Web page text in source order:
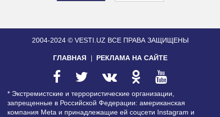
2004-2024 © VESTI.UZ ВСЕ ПРАВА ЗАЩИЩЕНЫ
ГЛАВНАЯ РЕКЛАМА НА САЙТЕ
* Экстремистские и террористические организации,
запрещенные в Российской Федерации: американская
компания Meta и принадлежащие ей соцсети Instagram и